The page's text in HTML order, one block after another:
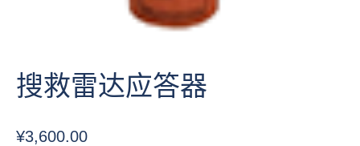
搜救雷达应答器
¥3,600.00